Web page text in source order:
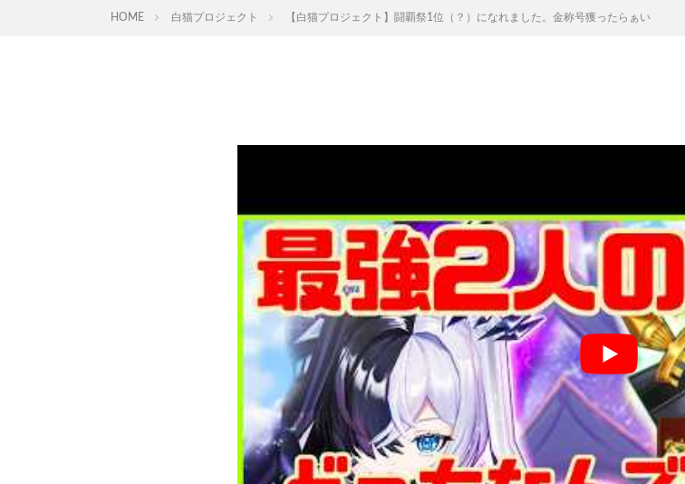
HOME 白猫プロジェクト 【白猫プロジェクト】闘覇祭1位（？）になれました。金称号獲ったらぁい